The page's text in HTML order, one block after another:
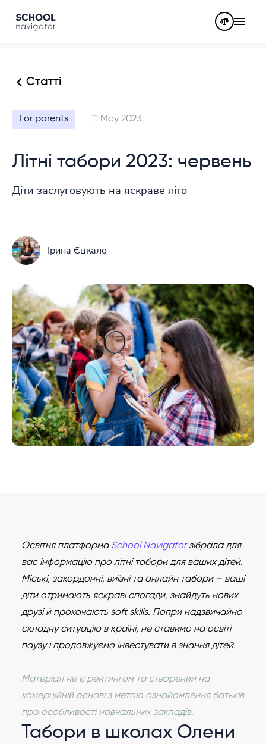
Статті
For parents 11 May 2023
Літні табори 2023: червень
Діти заслуговують на яскраве літо
Ірина Єцкало
Освітня платформа School Navigatorзібрала для
вас інформацію про літні табори для ваших дітей.
Міські, закордонні, виїзні та онлайн табори – ваші
діти отримають яскраві спогади, знайдуть нових
друзі й прокачають soft skills. Попри надзвичайно
складну ситуацію в країні, не ставимо на освіті
паузу і продовжуємо інвестувати в знання дітей.
Матеріал не є рейтингом та створений на
комерційній основі з метою ознайомлення батьків
про особливості навчальних закладів.
Табори в школах Олени